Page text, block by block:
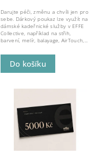
Do košíku
Darujte péči, změnu a chvíli jen pro
sebe. Dárkový poukaz lze využít na
dámské kadeřnické služby v EFFE
Collective, například na střih,
barvení, melír, balayage, AirTouch,...